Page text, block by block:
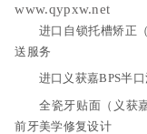
www.qypxw.net
进口自锁托槽矫正
送服务
进口义获嘉BPS半
全瓷牙贴面（义获
前牙美学修复设计